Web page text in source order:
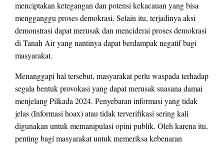
menciptakan ketegangan dan potensi kekacauan yang bisa
mengganggu proses demokrasi. Selain itu, terjadinya aksi
demonstrasi dapat merusak dan menciderai proses demokrasi
di Tanah Air yang nantinya dapat berdampak negatif bagi
masyarakat.
Menanggapi hal tersebut, masyarakat perlu waspada terhadap
segala bentuk provokasi yang dapat merusak suasana damai
menjelang Pilkada 2024. Penyebaran informasi yang tidak
jelas (Informasi hoax) atau tidak terverifikasi sering kali
digunakan untuk memanipulasi opini publik. Oleh karena itu,
penting bagi masyarakat untuk memeriksa kebenaran